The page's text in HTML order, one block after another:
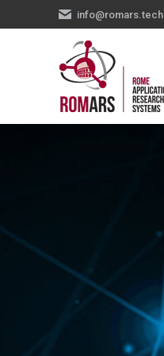
info@romars.tech